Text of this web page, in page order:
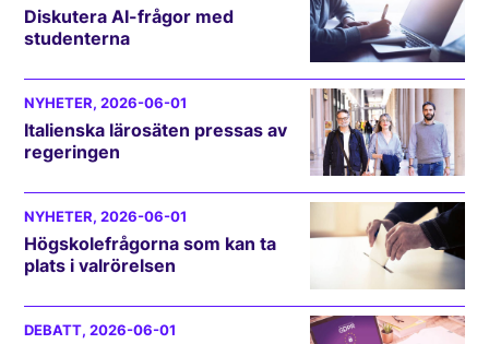
Diskutera AI-frågor med
studenterna
NYHETER, 2026-06-01
Italienska lärosäten pressas av
regeringen
NYHETER, 2026-06-01
Högskolefrågorna som kan ta
plats i valrörelsen
DEBATT, 2026-06-01